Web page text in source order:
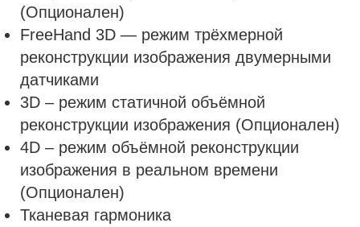
(Опционален)
FreeHand 3D — режим трёхмерной
реконструкции изображения двумерными
датчиками
3D – режим статичной объёмной
реконструкции изображения (Опционален)
4D – режим объёмной реконструкции
изображения в реальном времени
(Опционален)
Тканевая гармоника